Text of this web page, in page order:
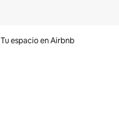
Tu espacio en Airbnb